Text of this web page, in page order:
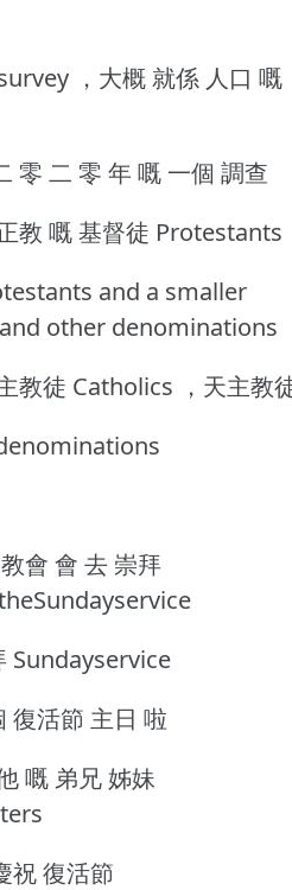
，大概 就係 人口 嘅
零 二 零 年 嘅 一個 調查
教 嘅 基督徒 Protestants
and a smaller
other denominations
教徒 Catholics ，天主教
會 會 去 崇拜
Sundayservice
復活節 主日 啦
嘅 弟兄 姊妹
祝 復活節